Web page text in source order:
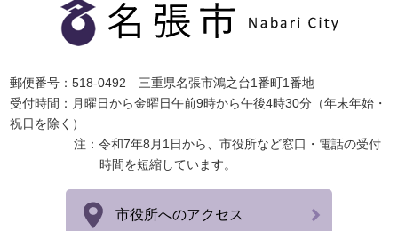
郵便番号：518-0492 三重県名張市鴻之台1番町1番地
受付時間：月曜日から金曜日午前9時から午後4時30分（年末年始・
祝日を除く）
注：令和7年8月1日から、市役所など窓口・電話の受付
時間を短縮しています。
市役所へのアクセス